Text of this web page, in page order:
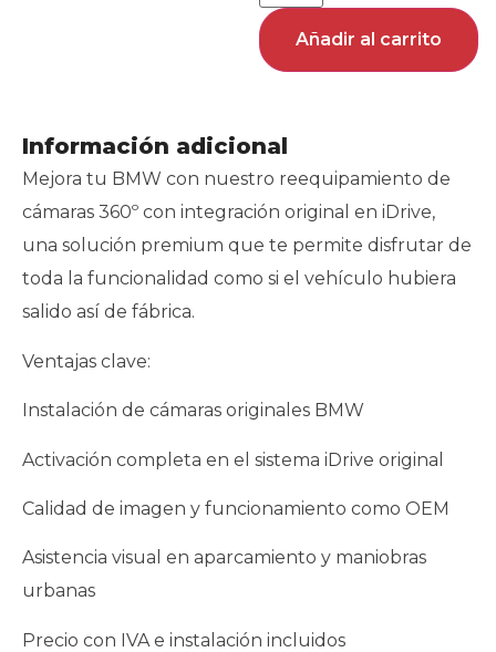
Añadir al carrito
Información adicional
Mejora tu BMW con nuestro reequipamiento de
cámaras 360º con integración original en iDrive,
una solución premium que te permite disfrutar de
toda la funcionalidad como si el vehículo hubiera
salido así de fábrica.
Ventajas clave:
Instalación de cámaras originales BMW
Activación completa en el sistema iDrive original
Calidad de imagen y funcionamiento como OEM
Asistencia visual en aparcamiento y maniobras
urbanas
Precio con IVA e instalación incluidos